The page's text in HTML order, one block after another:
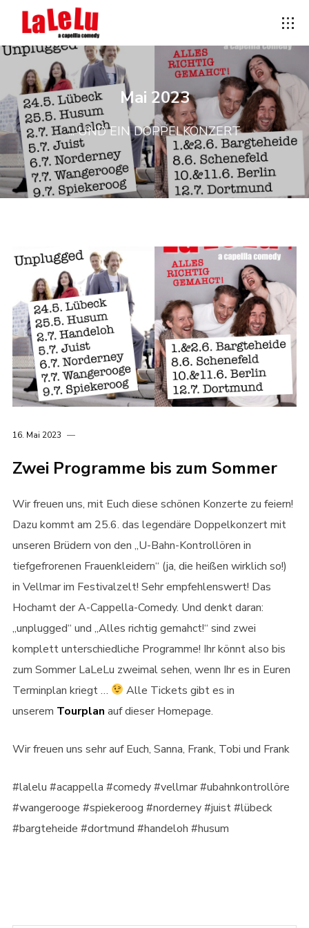
Mai 2023
... UND EIN DOPPELKONZERT
16. Mai 2023
Zwei Programme bis zum Sommer
Wir freuen uns, mit Euch diese schönen Konzerte zu feiern!
Dazu kommt am 25.6. das legendäre Doppelkonzert mit
unseren Brüdern von den „U-Bahn-Kontrollören in
tiefgefrorenen Frauenkleidern“ (ja, die heißen wirklich so!)
in Vellmar im Festivalzelt! Sehr empfehlenswert! Das
Hochamt der A-Cappella-Comedy. Und denkt daran:
„unplugged“ und „Alles richtig gemahct!“ sind zwei
komplett unterschiedliche Programme! Ihr könnt also bis
zum Sommer LaLeLu zweimal sehen, wenn Ihr es in Euren
Terminplan kriegt …
Alle Tickets gibt es in
unserem Tourplan auf dieser Homepage.
Wir freuen uns sehr auf Euch, Sanna, Frank, Tobi und Frank
#lalelu #acappella #comedy #vellmar #ubahnkontrollöre
#wangerooge #spiekeroog #norderney #juist #lübeck
#bargteheide #dortmund #handeloh #husum